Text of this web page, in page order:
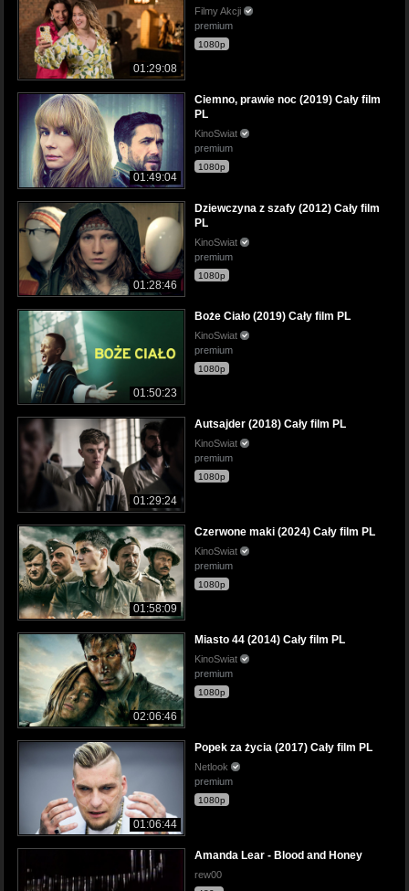
01:29:08
Filmy Akcji
premium
1080p
01:49:04
Ciemno, prawie noc (2019) Cały film
PL
KinoSwiat
premium
1080p
01:28:46
Dziewczyna z szafy (2012) Cały film
PL
KinoSwiat
premium
1080p
01:50:23
Boże Ciało (2019) Cały film PL
KinoSwiat
premium
1080p
01:29:24
Autsajder (2018) Cały film PL
KinoSwiat
premium
1080p
01:58:09
Czerwone maki (2024) Cały film PL
KinoSwiat
premium
1080p
02:06:46
Miasto 44 (2014) Cały film PL
KinoSwiat
premium
1080p
01:06:44
Popek za życia (2017) Cały film PL
Netlook
premium
1080p
Amanda Lear - Blood and Honey
rew00